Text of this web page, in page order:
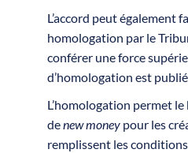
L’accord peut également
homologation par le
conférer une force
d’homologation est
L’homologation permet
denew money pour les
remplissent les